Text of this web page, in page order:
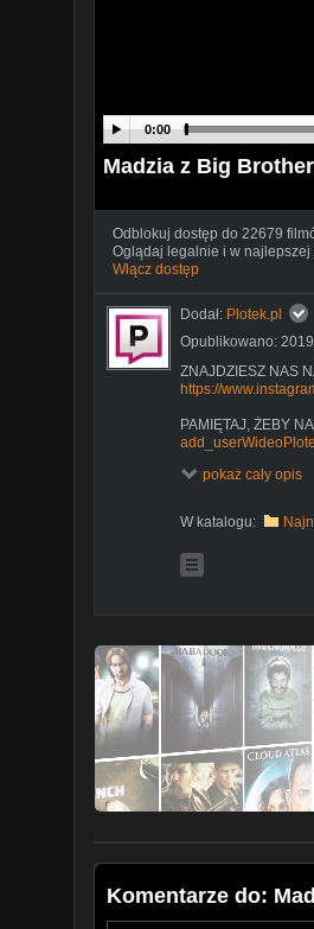
0:00
Madzia z Big
Odblokuj dostęp do 22679
Oglądaj legalnie i w najlepszej
Włącz dostęp
Dodał: Plotek.pl
Opublikowano:
ZNAJDZIESZ NAS
https://
PAMIĘTAJ, ŻEBY
pokaż cały opis
W katalogu:
Komentarze do: